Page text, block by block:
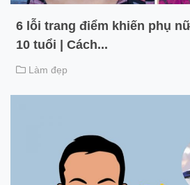
6 lỗi trang điểm khiến phụ
10 tuổi | Cách...
Làm đẹp